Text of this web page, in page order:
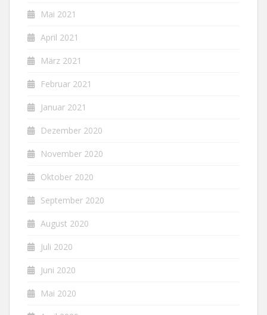
Mai 2021
April 2021
März 2021
Februar 2021
Januar 2021
Dezember 2020
November 2020
Oktober 2020
September 2020
August 2020
Juli 2020
Juni 2020
Mai 2020